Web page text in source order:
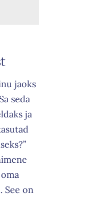
jaoks
seda
ja
See on